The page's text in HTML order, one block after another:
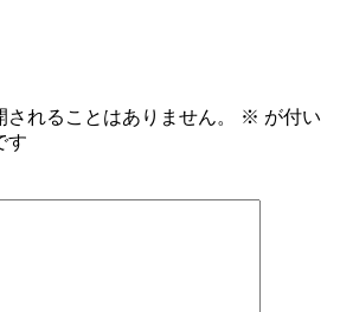
れることはありません。 ※ が付い
す